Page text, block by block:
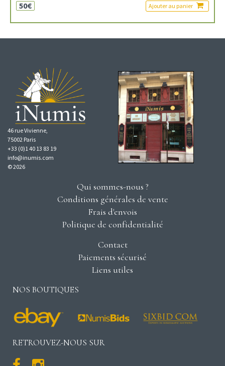
50€ Ajouter au panier
46 rue Vivienne,
75002 Paris
+33 (0)1 40 13 83 19
info@inumis.com
© 2026
Qui sommes-nous ?
Conditions générales de vente
Frais d'envois
Politique de confidentialité
Contact
Paiements sécurisé
Liens utiles
NOS BOUTIQUES
RETROUVEZ-NOUS SUR